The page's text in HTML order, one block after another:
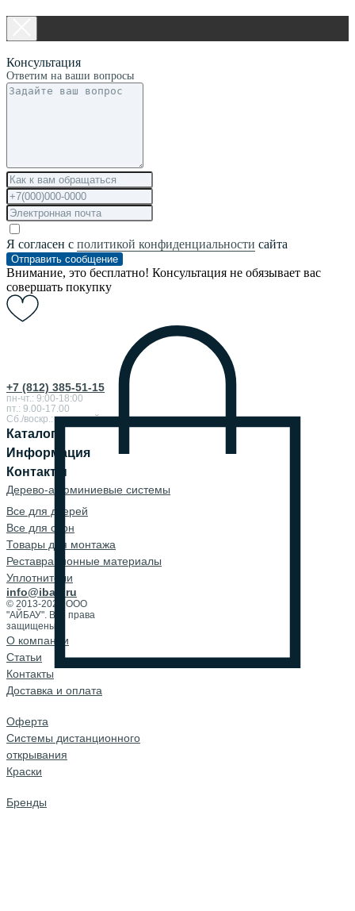
+7 (812) 385-51-15
пн-чт.: 9:00-18:00
пт.: 9.00-17.00
Сб./воскр.: выходной
Каталог
Информация
Контакты
Дерево-алюминиевые системы
Все для дверей
Все для окон
Товары для монтажа
Реставрационные материалы
Уплотнители
info@ibau.ru
© 2013-2026 ООО
"АЙБАУ". Все права
защищены.
О компании
Cтатьи
Контакты
Доставка и оплата
Оферта
Системы дистанционного
открывания
Краски
Бренды
Консультация
Ответим на ваши вопросы
Я согласен с политикой конфиденциальности сайта
Отправить сообщение
Внимание, это бесплатно! Консультация не обязывает вас
совершать покупку